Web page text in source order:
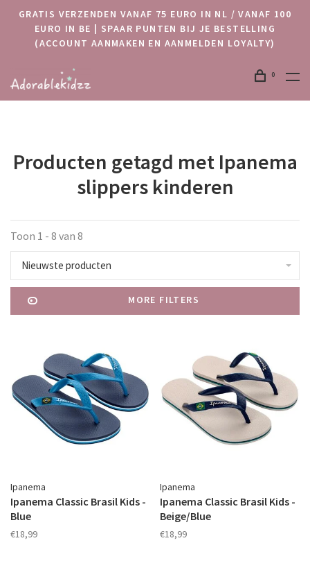
GRATIS VERZENDEN VANAF 75 EURO IN NL / VANAF 100
EURO IN BE | SPAAR PUNTEN BIJ JE BESTELLING
(ACCOUNT AANMAKEN EN AANMELDEN LOYALTY)
0
Producten getagd met Ipanema
slippers kinderen
Toon 1 - 8 van 8
Nieuwste producten
MORE FILTERS
Ipanema
Ipanema Classic Brasil Kids -
Blue
€18,99
Ipanema
Ipanema Classic Brasil Kids -
Beige/Blue
€18,99